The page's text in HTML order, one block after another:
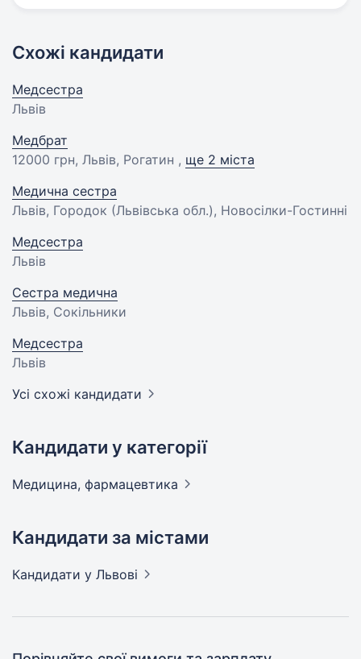
Схожі кандидати
Медсестра
Львів
Медбрат
12000 грн, Львів, Рогатин , ще 2 міста
Медична сестра
Львів, Городок (Львівська обл.), Новосілки-Гостинні
Медсестра
Львів
Сестра медична
Львів, Сокільники
Медсестра
Львів
Усі схожі кандидати
Кандидати у категорії
Медицина, фармацевтика
Кандидати за містами
Кандидати у Львові